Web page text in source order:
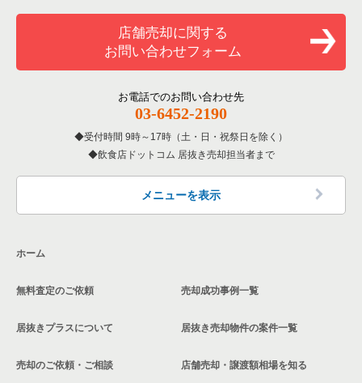
洋食の居抜き売却物件の案件一覧
その他の居抜き売却物件の案件一覧
神戸市北区の飲食店の居抜き売却物件の案件一覧
神戸市西区の飲食店の居抜き売却物件の案件一覧
兵庫県のバーの居抜き売却物件の案件一覧
兵庫県の居酒屋・ダイニングバーの居抜き売却物件の案件一覧
兵庫県の専門料理の居抜き売却物件の案件一覧
兵庫県の和食の居抜き売却物件の案件一覧
兵庫県の洋食の居抜き売却物件の案件一覧
店舗売却に関する
お問い合わせフォーム
お電話でのお問い合わせ先
03-6452-2190
受付時間 9時～17時（土・日・祝祭日を除く）
飲食店ドットコム 居抜き売却担当者まで
メニューを表示
ホーム
無料査定のご依頼
居抜きプラスについて
売却のご依頼・ご相談
売却成功事例一覧
居抜き売却物件の案件一覧
店舗売却・譲渡額相場を知る